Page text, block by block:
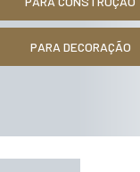
PARA DECORAÇÃO